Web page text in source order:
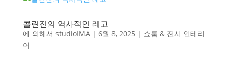
콜린진의 역사적인 레고
에 의해서 studioIMA| 6월 8, 2025 | 쇼룸 & 전시 인테리
어